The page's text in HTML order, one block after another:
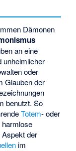
Dämonen
an eine
unheimlicher
oder
Glauben der
benutzt. So
Totem- oder
harmlose
Aspekt der
im